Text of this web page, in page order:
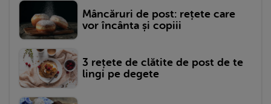
Mâncăruri de post: rețete care
vor încânta și copiii
3 rețete de clătite de post de te
lingi pe degete